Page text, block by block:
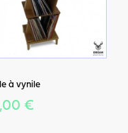
à vynile
€